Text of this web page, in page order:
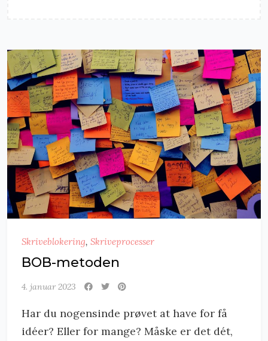
Skriveblokering, Skriveprocesser
BOB-metoden
4. januar 2023
Har du nogensinde prøvet at have for få
idéer? Eller for mange? Måske er det dét,